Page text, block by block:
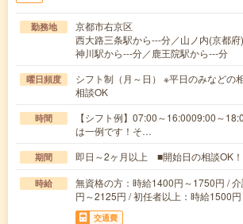
勤務地
京都市右京区
西大路三条駅から---分／山ノ内(京都
神川駅から---分／鹿王院駅から---分
曜日頻度
シフト制（月～日） ※平日のみなどの
相談OK
時間
【シフト例】07:00～16:0009:00～
は一例です！そ…
期間 即日～2ヶ月以上 ■開始日の相談OK！
時給
無資格の方：時給1400円～1750円 /
円～2125円 / 初任者以上：時給1500
交通費